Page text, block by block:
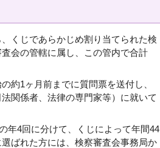
くじであらかじめ割り当てられた検
会の管轄に属し、この管内で合計
約1ヶ月前までに質問票を送付し、
関係者、法律の専門家等）に就いて
年4回に分けて、くじによって年間44
ばれた方には、検察審査会事務局か